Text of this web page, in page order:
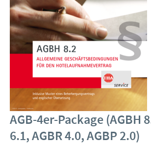
AGB-4er-Package (AGBH
6.1, AGBR 4.0, AGBP 2.0)